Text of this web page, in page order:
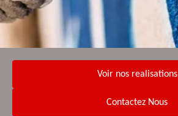
Voir nos realisations
Contactez Nous